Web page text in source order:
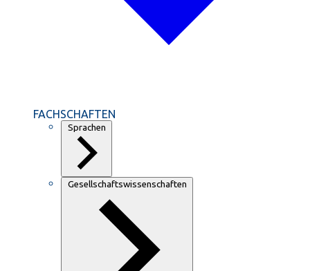
FACHSCHAFTEN
Sprachen
Gesellschaftswissenschaften